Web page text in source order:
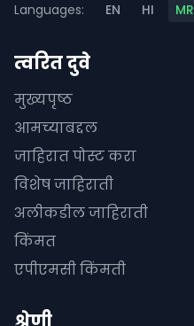
Languages: EN HI MR
त्वरित दुवे
मुख्यपृष्ठ
आमच्याबद्दल
जाहिरात पोस्ट करा
विशेष जाहिराती
अलीकडील जाहिराती
किंमत
एपीएमसी किंमती